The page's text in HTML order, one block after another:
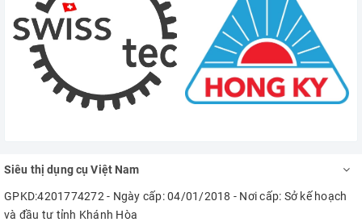
Siêu thị dụng cụ Việt Nam
GPKD:4201774272 - Ngày cấp: 04/01/2018 - Nơi cấp: Sở kế hoạch
và đầu tư tỉnh Khánh Hòa